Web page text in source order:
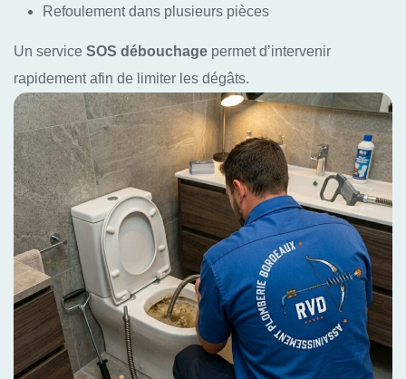
Refoulement dans plusieurs pièces
Un service SOS débouchage permet d’intervenir
rapidement afin de limiter les dégâts.